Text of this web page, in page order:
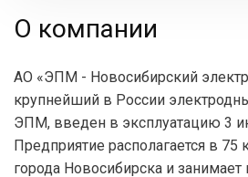
О компании
АО «ЭПМ - Новосибирский
крупнейший в России
ЭПМ, введен в эксплуатацию 3
Предприятие располагается в 75
города Новосибирска и